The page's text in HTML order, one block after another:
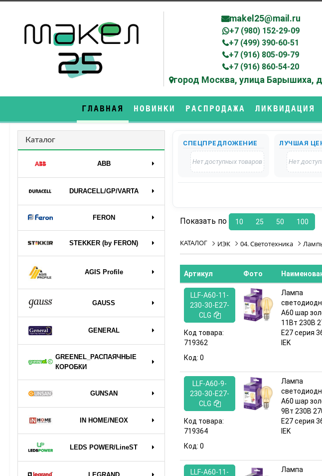
makel25@mail.ru
+7 (980) 152-29-09
+7 (499) 390-60-51
+7 (916) 805-09-79
+7 (916) 860-54-20
город Москва, улица Барышиха,
ГЛАВНАЯ НОВИНКИ РАСПРОДАЖА ЛИКВИДАЦИЯ
Каталог
ABB
DURAСELL/GP/VARTA
FERON
STEKKER (by FERON)
AGIS Profile
GAUSS
GENERAL
GREENEL_РАСПАЯЧНЫЕ
КОРОБКИ
GUNSAN
IN HOME/NEOX
LEDS POWER/LineST
СПЕЦПРЕДЛОЖЕНИЕ
Нет доступных товаров
ЛУЧШАЯ
Нет
Показать по 10 25 50 100
КАТАЛОГ ИЭК 04. Светотехника
Артикул Фото
LLF-A60-11-
230-30-E27-
CLG
Код товара:
719362
Код: 0
Лампа
A60 шар
11Вт 230В
E27 серия
IEK
LLF-A60-9-
230-30-E27-
CLG
Код товара:
719364
Код: 0
Лампа
A60 шар
9Вт 230В
E27 серия
IEK
LLF-A60-11-
Лампа